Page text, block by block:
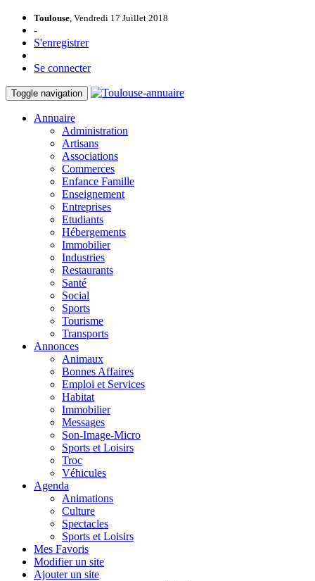
Toulouse, Vendredi 17 Juillet 2018
-
S'enregistrer
Se connecter
Toggle navigation
Annuaire
Administration
Artisans
Associations
Commerces
Enfance Famille
Enseignement
Entreprises
Etudiants
Hébergements
Immobilier
Industries
Restaurants
Santé
Social
Sports
Tourisme
Transports
Annonces
Animaux
Bonnes Affaires
Emploi et Services
Habitat
Immobilier
Messages
Son-Image-Micro
Sports et Loisirs
Troc
Véhicules
Agenda
Animations
Culture
Spectacles
Sports et Loisirs
Mes Favoris
Modifier un site
Ajouter un site